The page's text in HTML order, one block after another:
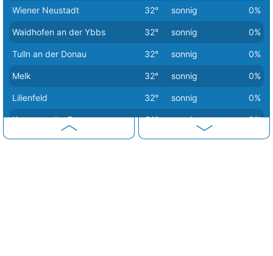
Wiener Neustadt 32° sonnig 0%
Waidhofen an der Ybbs 32° sonnig 0%
Tulln an der Donau 32° sonnig 0%
Melk 32° sonnig 0%
Lilienfeld 32° sonnig 0%
Krems an der Donau 31° sonnig 0%
Scheibbs 31° sonnig 0%